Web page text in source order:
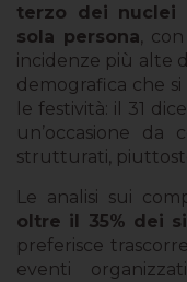
terzo dei nuclei
sola persona,
incidenze più alte
demografica che
le festività: il 31
un’occasione da
strutturati,
Le analisi sui
oltre il 35% dei
preferisce
eventi